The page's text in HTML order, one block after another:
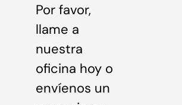
Por favor,
llame a
nuestra
oficina hoy o
envíenos un